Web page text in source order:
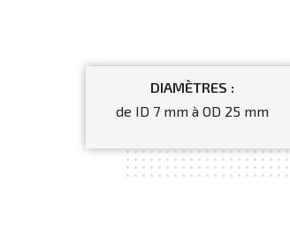
DIAMÈTRES :
de ID 7 mm à OD 25 mm